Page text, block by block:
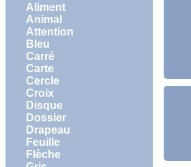
Aliment
Animal
Attention
Bleu
Carré
Carte
Cercle
Croix
Disque
Dossier
Drapeau
Feuille
Flèche